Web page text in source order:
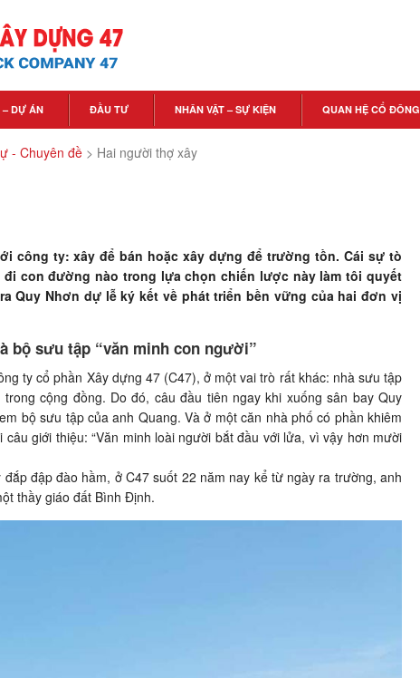
– DỰ ÁN ĐẦU TƯ NHÂN VẬT – SỰ KIỆN QUAN HỆ CỔ ĐÔNG
- Chuyên đề > Hai người thợ xây
công ty: xây để bán hoặc xây dựng để trường tồn. Cái sự tò
đi con đường nào trong lựa chọn chiến lược này làm tôi quyết
Quy Nhơn dự lễ ký kết về phát triển bền vững của hai đơn vị
bộ sưu tập “văn minh con người”
ty cổ phần Xây dựng 47 (C47), ở một vai trò rất khác: nhà sưu tập
cộng đồng. Do đó, câu đầu tiên ngay khi xuống sân bay Quy
bộ sưu tập của anh Quang. Và ở một căn nhà phố có phần khiêm
giới thiệu: “Văn minh loài người bắt đầu với lửa, vì vậy hơn mười
đập đào hầm, ở C47 suốt 22 năm nay kể từ ngày ra trường, anh
thầy giáo đất Bình Định.